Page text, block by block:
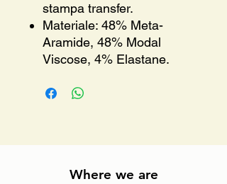
stampa transfer.
Materiale: 48% Meta-
Aramide, 48% Modal
Viscose, 4% Elastane.
Where we are